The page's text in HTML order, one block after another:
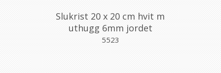
Slukrist 20 x 20 cm hvit m
uthugg 6mm jordet
5523